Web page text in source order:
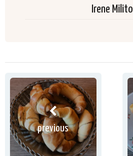
Irene Milito
previous